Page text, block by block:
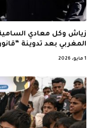
زياش وكل معادي
المغربي بعد تدوينة
1 مايو، 2026